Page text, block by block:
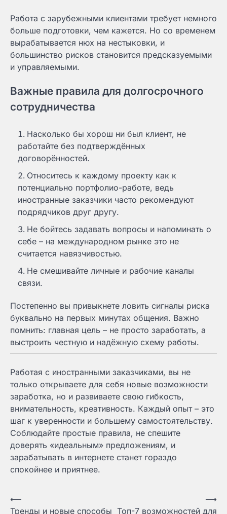
Работа с зарубежными клиентами требует немного
больше подготовки, чем кажется. Но со временем
вырабатывается нюх на нестыковки, и
большинство рисков становится предсказуемыми
и управляемыми.
Важные правила для долгосрочного
сотрудничества
Насколько бы хорош ни был клиент, не
работайте без подтверждённых
договорённостей.
Относитесь к каждому проекту как к
потенциально портфолио-работе, ведь
иностранные заказчики часто рекомендуют
подрядчиков друг другу.
Не бойтесь задавать вопросы и напоминать о
себе – на международном рынке это не
считается навязчивостью.
Не смешивайте личные и рабочие каналы
связи.
Постепенно вы привыкнете ловить сигналы риска
буквально на первых минутах общения. Важно
помнить: главная цель – не просто заработать, а
выстроить честную и надёжную схему работы.
Работая с иностранными заказчиками, вы не
только открываете для себя новые возможности
заработка, но и развиваете свою гибкость,
внимательность, креативность. Каждый опыт – это
шаг к уверенности и большему самостоятельству.
Соблюдайте простые правила, не спешите
доверять «идеальным» предложениям, и
зарабатывать в интернете станет гораздо
спокойнее и приятнее.
Навигация
⟵
Тренды и новые способы Топ-7 возможностей для
⟶